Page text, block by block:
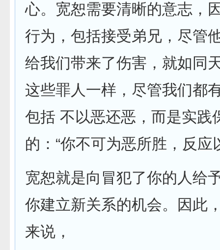
心。宽恕需要清晰的意志，
行为，包括接受弟兄，尽管
给我们带来了伤害，就如同
这些罪人一样，尽管我们都
包括 不以恶还恶，而是实践
的：“你不可为恶所胜，反应
宽恕就是向冒犯了你的人给
你建立新关系的机会。因此
来说，